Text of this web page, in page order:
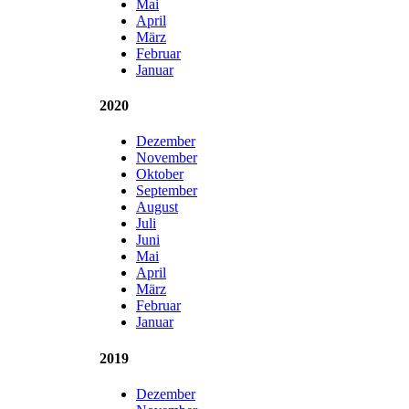
Mai
April
März
Februar
Januar
2020
Dezember
November
Oktober
September
August
Juli
Juni
Mai
April
März
Februar
Januar
2019
Dezember